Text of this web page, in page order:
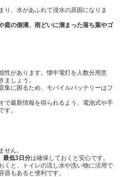
り、水があふれて浸水の原因になりま
庭の側溝、雨どいに溜まった落ち葉やゴ
性があります。懐中電灯を人数分用意
ましょう。
集に困るため、モバイルバッテリーはフ
で最新情報を得られるよう、電池式や手
す。
せん。
最低3日分は確保しておくと安心です。
くと、トイレの流し水や洗い物に活用で
器もあると便利です。